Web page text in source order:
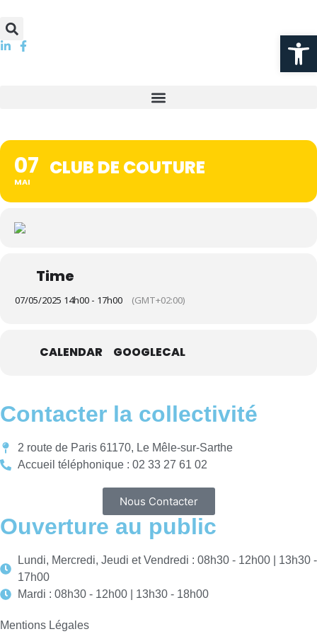
07
MAI
CLUB DE COUTURE
Time
07/05/2025 14h00 - 17h00 (GMT+02:00)
CALENDAR GOOGLECAL
Contacter la collectivité
2 route de Paris 61170, Le Mêle-sur-Sarthe
Accueil téléphonique : 02 33 27 61 02
Nous Contacter
Ouverture au public
Lundi, Mercredi, Jeudi et Vendredi : 08h30 - 12h00 | 13h30 -
17h00
Mardi : 08h30 - 12h00 | 13h30 - 18h00
Mentions Légales
Ouvrir